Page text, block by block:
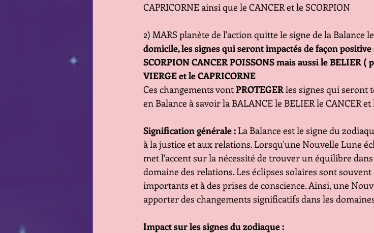
CAPRICORNE ainsi que le CANCER et le SCORPION
2) MARS planète de l'action quitte le signe de la Balance
domicile, les signes qui seront impactés de façon
SCORPION CANCER POISSONS mais aussi le BELIER
VIERGE et le CAPRICORNE
Ces changements vont PROTEGER les signes qui seront
en Balance à savoir la BALANCE le BELIER le CANCER et
Signification générale : La Balance est le signe du
à la justice et aux relations. Lorsqu'une Nouvelle Lune
met l'accent sur la nécessité de trouver un équilibre
domaine des relations. Les éclipses solaires sont souvent
importants et à des prises de conscience. Ainsi, une
apporter des changements significatifs dans les
Impact sur les signes du zodiaque :